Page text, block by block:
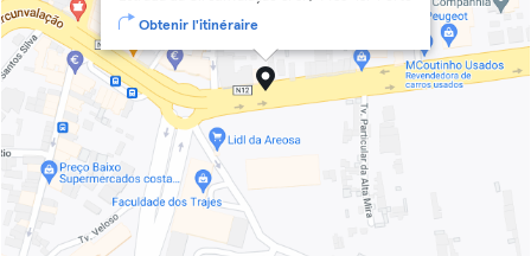
Obtenir l'itinéraire